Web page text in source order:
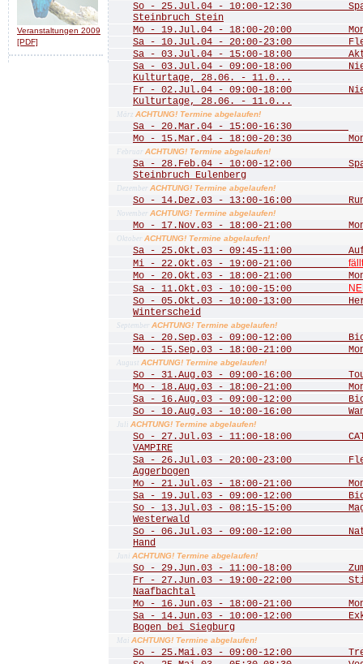
Veranstaltungen 2009
[PDF]
So - 25.Jul.04 - 10:00-12:30
Steinbruch Stein
Mo - 19.Jul.04 - 18:00-20:00
Sa - 10.Jul.04 - 20:00-23:00
Sa - 03.Jul.04 - 15:00-18:00
Sa - 03.Jul.04 - 09:00-18:00
Kulturtage, 28.06. - 11.0...
Fr - 02.Jul.04 - 09:00-18:00
Kulturtage, 28.06. - 11.0...
März ACHTUNG! Termine abgelaufen!
Sa - 20.Mar.04 - 15:00-16:30
Mo - 15.Mar.04 - 18:00-20:30
Februar ACHTUNG! Termine abgelaufen!
Sa - 28.Feb.04 - 10:00-12:00
Steinbruch Eulenberg
Dezember ACHTUNG! Termine abgelaufen!
So - 14.Dez.03 - 13:00-16:00 Rund
November ACHTUNG! Termine abgelaufen!
Mo - 17.Nov.03 - 18:00-21:00
Oktober ACHTUNG! Termine abgelaufen!
Sa - 25.Okt.03 - 09:45-11:00
Mi - 22.Okt.03 - 19:00-21:00
Mo - 20.Okt.03 - 18:00-21:00
Sa - 11.Okt.03 - 10:00-15:00
So - 05.Okt.03 - 10:00-13:00
Winterscheid
September ACHTUNG! Termine abgelaufen!
Sa - 20.Sep.03 - 09:00-12:00
Mo - 15.Sep.03 - 18:00-21:00
August ACHTUNG! Termine abgelaufen!
So - 31.Aug.03 - 09:00-16:00 Tour
Mo - 18.Aug.03 - 18:00-21:00
Sa - 16.Aug.03 - 09:00-12:00
So - 10.Aug.03 - 10:00-16:00
Juli ACHTUNG! Termine abgelaufen!
So - 27.Jul.03 - 11:00-18:00 CATS
VAMPIRE
Sa - 26.Jul.03 - 20:00-23:00
Aggerbogen
Mo - 21.Jul.03 - 18:00-21:00
Sa - 19.Jul.03 - 09:00-12:00
So - 13.Jul.03 - 08:15-15:00
Westerwald
So - 06.Jul.03 - 09:00-12:00
Hand
Juni ACHTUNG! Termine abgelaufen!
So - 29.Jun.03 - 11:00-18:00 Zum
Fr - 27.Jun.03 - 19:00-22:00
Naafbachtal
Mo - 16.Jun.03 - 18:00-21:00
Sa - 14.Jun.03 - 10:00-12:00
Bogen bei Siegburg
Mai ACHTUNG! Termine abgelaufen!
So - 25.Mai.03 - 09:00-12:00